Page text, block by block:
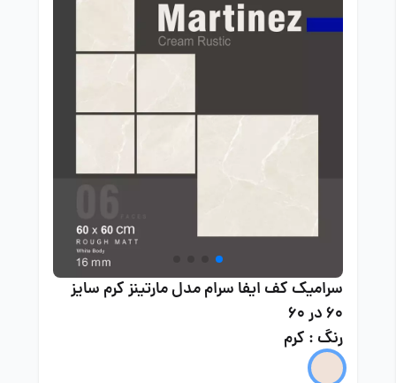
سرامیک کف ایفا سرام مدل مارتینز کرم سایز
60 در 60
رنگ : کرم